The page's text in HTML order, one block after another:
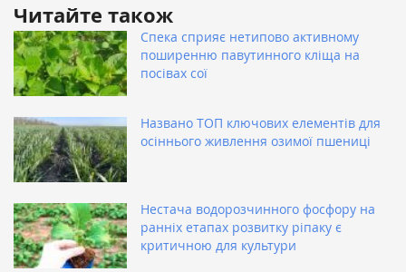
Читайте також
Спека сприяє нетипово активному
поширенню павутинного кліща на
посівах сої
Названо ТОП ключових елементів для
осіннього живлення озимої пшениці
Нестача водорозчинного фосфору на
ранніх етапах розвитку ріпаку є
критичною для культури